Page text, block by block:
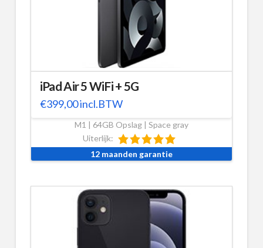
iPad Air 5 WiFi + 5G
€399,00incl.BTW
M1 | 64GB Opslag | Space gray
Uiterlijk:
12 maanden garantie